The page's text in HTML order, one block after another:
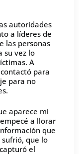
autoridades
a líderes de
las personas
su vez lo
A
para
para no
aparece mi
a llorar
que
que lo
el